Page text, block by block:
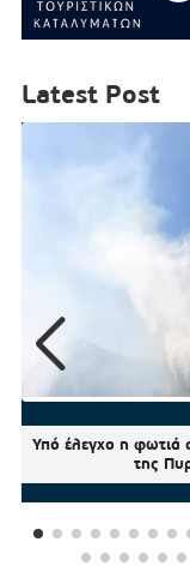
Latest Post
Υπό έλεγχο η φωτιά
της